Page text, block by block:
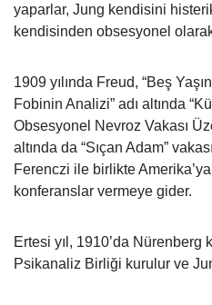
yaparlar, Jung kendisini
kendisinden obsesyonel
1909 yılında Freud, “Beş
Fobinin Analizi” adı altında
Obsesyonel Nevroz Vakası
altında da “Sıçan Adam”
Ferenczi ile birlikte
konferanslar vermeye gider.
Ertesi yıl, 1910’da Nürenberg
Psikanaliz Birliği kurulur ve